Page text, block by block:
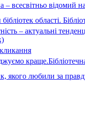
– всесвітньо відомий
області.
– актуальні
якого любили за